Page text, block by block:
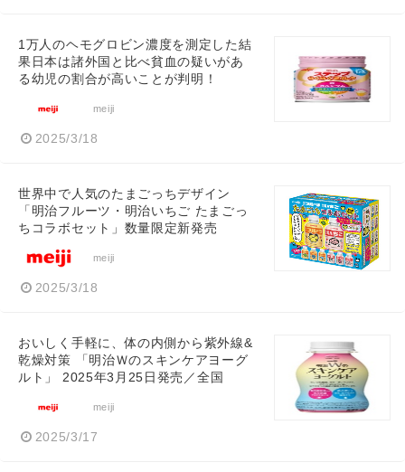
1万人のヘモグロビン濃度を測定した結
果日本は諸外国と比べ貧血の疑いがあ
る幼児の割合が高いことが判明！
meiji
2025/3/18
世界中で人気のたまごっちデザイン
「明治フルーツ・明治いちご たまごっ
ちコラボセット」数量限定新発売
meiji
2025/3/18
おいしく手軽に、体の内側から紫外線&
乾燥対策 「明治Ｗのスキンケアヨーグ
ルト」 2025年3月25日発売／全国
meiji
2025/3/17